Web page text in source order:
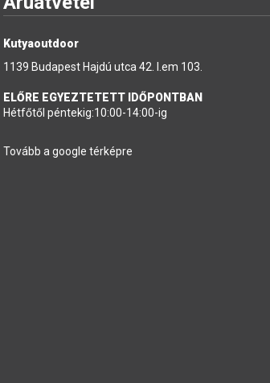
Kutyaoutdoor
1139 Budapest Hajdú utca 42. I.em 103.
ELŐRE EGYEZTETETT IDŐPONTBAN
Hétfőtől péntekig:10:00-14:00-ig
Tovább a google térképre